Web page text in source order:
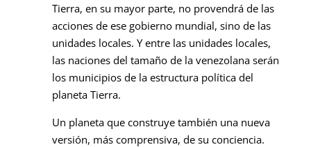
Tierra, en su mayor parte, no provendrá de las
acciones de ese gobierno mundial, sino de las
unidades locales. Y entre las unidades locales,
las naciones del tamaño de la venezolana serán
los municipios de la estructura política del
planeta Tierra.
Un planeta que construye también una nueva
versión, más comprensiva, de su conciencia.